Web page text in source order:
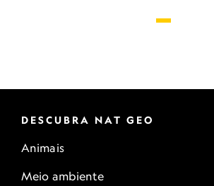
DESCUBRA NAT GEO
Animais
Meio ambiente